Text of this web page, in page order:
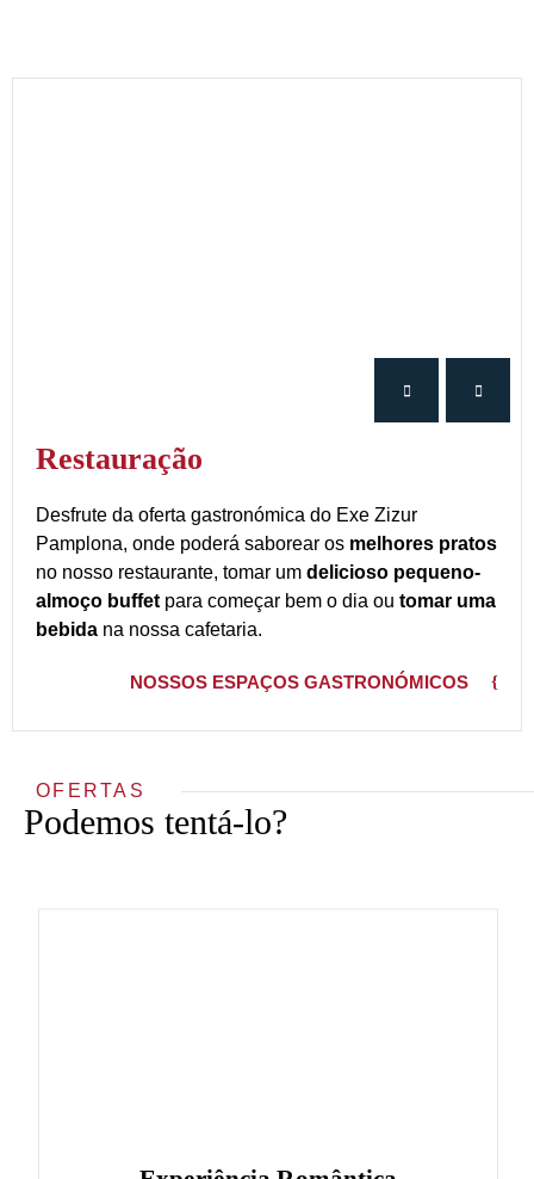
Restauração
Desfrute da oferta gastronómica do Exe Zizur
Pamplona, onde poderá saborear os melhores pratos
no nosso restaurante, tomar um delicioso pequeno-
almoço buffet para começar bem o dia ou tomar uma
bebida na nossa cafetaria.
NOSSOS ESPAÇOS GASTRONÓMICOS
OFERTAS
Podemos tentá-lo?